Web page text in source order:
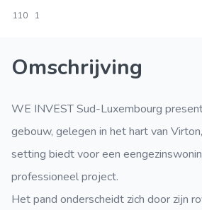
110 1
Omschrijving
WE INVEST Sud-Luxembourg
gebouw, gelegen in het hart van
setting biedt voor een
professioneel project.
Het pand onderscheidt zich door zijn